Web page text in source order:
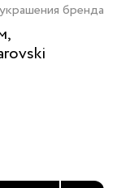
бренда